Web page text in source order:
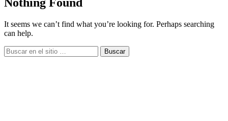
It seems we can’t find what you’re looking for. Perhaps searching
can help.
Buscar